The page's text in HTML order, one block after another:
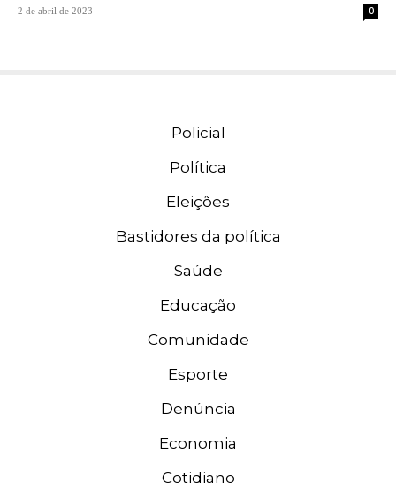
2 de abril de 2023 0
Policial
Política
Eleições
Bastidores da política
Saúde
Educação
Comunidade
Esporte
Denúncia
Economia
Cotidiano